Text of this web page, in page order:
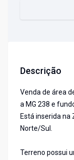
Descrição
Venda de área
a MG 238 e
Está inserida na
Norte/Sul.
Terreno possui